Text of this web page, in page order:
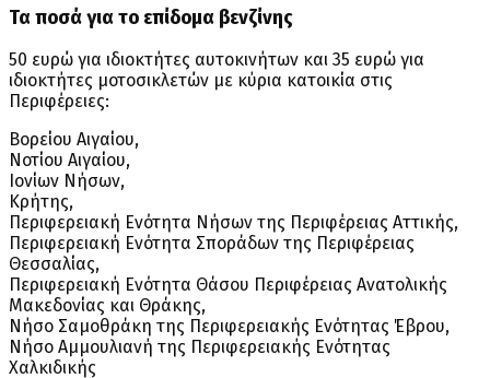
Τα ποσά για το επίδομα βενζίνης
50 ευρώ για ιδιοκτήτες αυτοκινήτων και 35 ευρώ για
ιδιοκτήτες μοτοσικλετών με κύρια κατοικία στις
Περιφέρειες:
Βορείου Αιγαίου,
Νοτίου Αιγαίου,
Ιονίων Νήσων,
Κρήτης,
Περιφερειακή Ενότητα Νήσων της Περιφέρειας Αττικής,
Περιφερειακή Ενότητα Σποράδων της Περιφέρειας
Θεσσαλίας,
Περιφερειακή Ενότητα Θάσου Περιφέρειας Ανατολικής
Μακεδονίας και Θράκης,
Νήσο Σαμοθράκη της Περιφερειακής Ενότητας Έβρου,
Νήσο Αμμουλιανή της Περιφερειακής Ενότητας
Χαλκιδικής